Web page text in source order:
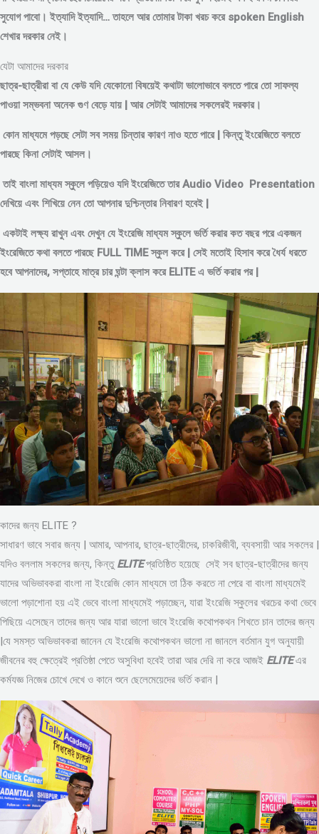
সুযোগ পাবো। ইত্যাদি ইত্যাদি… তাহলে আর তোমার টাকা খরচ করে spoken English
শেখার দরকার নেই।
যেটা আমাদের দরকার
ছাত্র-ছাত্রীরা বা যে কেউ যদি যেকোনো বিষয়েই কথাটা ভালোভাবে বলতে পারে তো সাফল্য
পাওয়া সম্ভবনা অনেক গুণ বেড়ে যায় | আর সেটাই আমাদের সকলেরই দরকার।
কোন মাধ্যমে পড়ছে সেটা সব সময় চিন্তার কারণ নাও হতে পারে | কিন্তু ইংরেজিতে বলতে
পারছে কিনা সেটাই আসল।
তাই বাংলা মাধ্যম স্কুলে পড়িয়েও যদি ইংরেজিতে তার Audio Video Presentation
দেখিয়ে এবং শিখিয়ে নেন তো আপনার দুশ্চিন্তার নিবারণ হবেই |
একটাই লক্ষ্য রাখুন এবং দেখুন যে ইংরেজি মাধ্যম স্কুলে ভর্তি করার কত বছর পরে একজন
ইংরেজিতে কথা বলতে পারছে FULL TIME স্কুল করে | সেই মতোই হিসাব করে ধৈর্য ধরতে
হবে আপনাদের, সপ্তাহে মাত্র চার ঘন্টা ক্লাস করে ELITE এ ভর্তি করার পর |
কাদের জন্য ELITE ?
সাধারণ ভাবে সবার জন্য | আমার, আপনার, ছাত্র-ছাত্রীদের, চাকরিজীবী, ব্যবসায়ী আর সকলের |
যদিও বললাম সকলের জন্য, কিন্তু ELITEপ্রতিষ্ঠিত হয়েছে সেই সব ছাত্র-ছাত্রীদের জন্য
যাদের অভিভাবকরা বাংলা না ইংরেজি কোন মাধ্যমে তা ঠিক করতে না পেরে বা বাংলা মাধ্যমেই
ভালো পড়াশোনা হয় এই ভেবে বাংলা মাধ্যমেই পড়াচ্ছেন, যারা ইংরেজি স্কুলের খরচের কথা ভেবে
পিছিয়ে এসেছেন তাদের জন্য আর যারা ভালো ভাবে ইংরেজি কথোপকথন শিখতে চান তাদের জন্য
|যে সমস্ত অভিভাবকরা জানেন যে ইংরেজি কথোপকথন ভালো না জানলে বর্তমান যুগ অনুযায়ী
জীবনের বহু ক্ষেত্রেই প্রতিষ্ঠা পেতে অসুবিধা হবেই তারা আর দেরি না করে আজই ELITEএর
কর্মযজ্ঞ নিজের চোখে দেখে ও কানে শুনে ছেলেমেয়েদের ভর্তি করান |